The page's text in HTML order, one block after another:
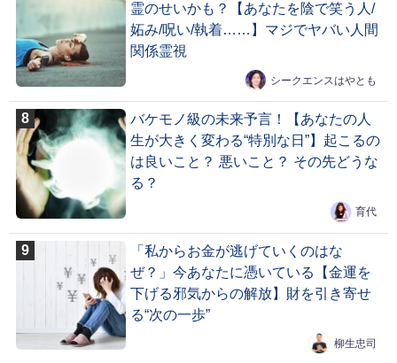
霊のせいかも？【あなたを陰で笑う人/
妬み/呪い/執着……】マジでヤバい人間
関係霊視
シークエンスはやとも
バケモノ級の未来予言！【あなたの人
生が大きく変わる“特別な日”】起こるの
は良いこと？ 悪いこと？ その先どうな
る？
育代
「私からお金が逃げていくのはな
ぜ？」今あなたに憑いている【金運を
下げる邪気からの解放】財を引き寄せ
る“次の一歩”
柳生忠司